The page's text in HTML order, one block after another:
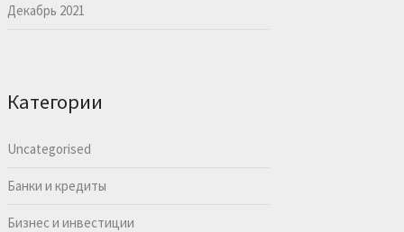
Декабрь 2021
Категории
Uncategorised
Банки и кредиты
Бизнес и инвестиции